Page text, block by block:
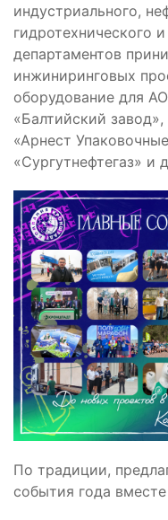
индустриального,
гидротехнического
департаментов
инжиниринговых
оборудование для
«Балтийский
«Арнест
«Сургутнефтегаз» и
По традиции,
события года